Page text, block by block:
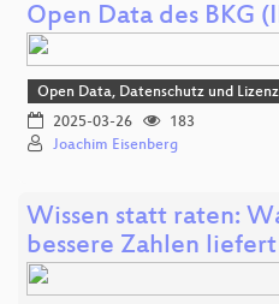
Open Data des BKG
Open Data, Datenschutz und
2025-03-26
183
Joachim Eisenberg
Wissen statt raten:
bessere Zahlen liefert